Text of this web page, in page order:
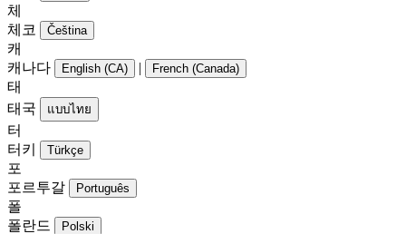
체
체코
Čeština
캐
캐나다
English (CA) | French (Canada)
태
태국
แบบไทย
터
터키
Türkçe
포
포르투갈
Português
폴
폴란드
Polski